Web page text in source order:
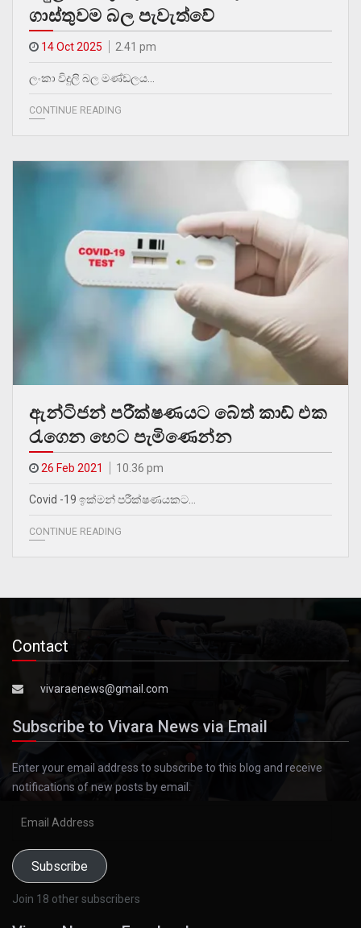
ගාස්තුවම බල පැවැත්වේ
14 Oct 2025 2.41 pm
ලංකා විදුලි බල මණ්ඩලය…
CONTINUE READING
ඇන්ටිජන් පරීක්ෂණයට බේත් කාඩ් එක
රැගෙන හෙට පැමිණෙන්න
26 Feb 2021 10.36 pm
Covid -19 ඉක්මන් පරීක්ෂණයකට…
CONTINUE READING
Contact
vivaraenews@gmail.com
Subscribe to Vivara News via Email
Enter your email address to subscribe to this blog and receive
notifications of new posts by email.
Subscribe
Join 18 other subscribers